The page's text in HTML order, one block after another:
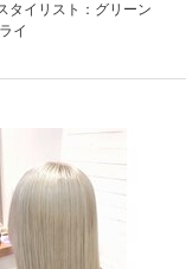
タイリスト：グリーン
イ